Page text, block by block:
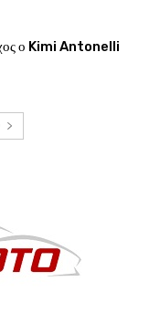
ο Kimi Antonelli